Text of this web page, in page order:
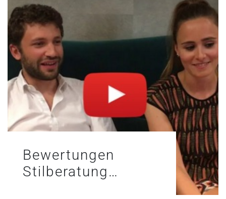
Bewertungen
Stilberatung…